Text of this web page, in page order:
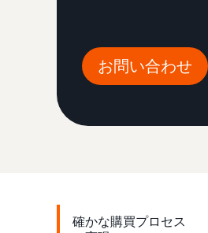
お問い合わせ
確かな購買プロセス